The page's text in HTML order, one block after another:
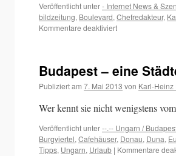
Veröffentlicht unter- Internet News &
bildzeitung, Boulevard, Chefredakteur,
Kommentare deaktiviertfür
digitales
Bezahlmodell
vor
Budapest – eine
Publiziert am 7. Mai 2013 von Karl-Heinz
Wer kennt sie nicht wenigstens
Veröffentlicht unter--.-- Ungarn /
Burgviertel, Cafehäuser, Donau, Duna,
Tipps, Ungarn, Urlaub | Kommentare